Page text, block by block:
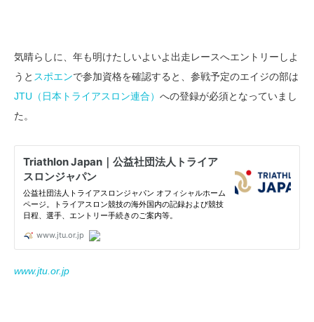
気晴らしに、年も明けたしいよいよ出走レースへエントリーしよ
うと スポエンで参加資格を確認すると、参戦予定のエイジの部は
JTU（日本トライアスロン連合） への登録が必須となっていまし
た。
www.jtu.or.jp